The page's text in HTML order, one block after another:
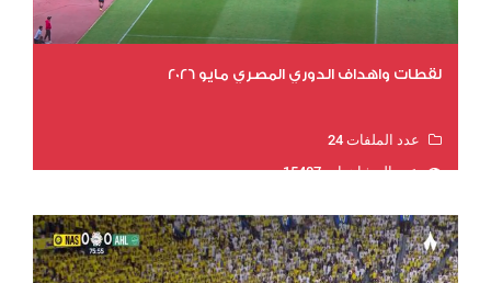
لقطات واهداف الدوري المصري مايو 2026
عدد الملفات 24
عدد المشاهدات 15407